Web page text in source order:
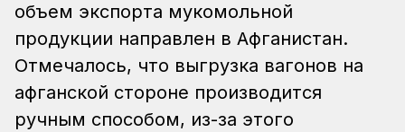
объем экспорта мукомольной
продукции направлен в Афганистан.
Отмечалось, что выгрузка вагонов на
афганской стороне производится
ручным способом, из-за этого